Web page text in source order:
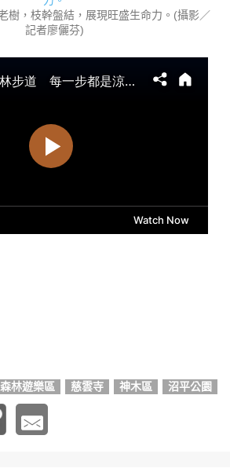
樹，枝幹盤結，展現旺盛生命力。(攝影／
記者廖儷芬)
林遊樂區 慈雲寺 神木區 沼平公園